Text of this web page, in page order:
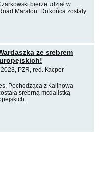
bierze udział w
Maraton. Do końca zostały
ze srebrem
PZR, red. Kacper
Pochodząca z Kalinowa
srebrną medalistką